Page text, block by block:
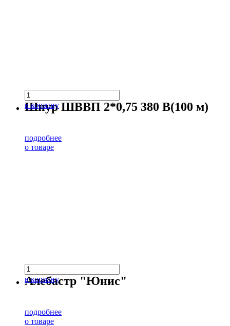
в корзину
Шнур ШВВП 2*0,75 380 В(100 м)
подробнее
о товаре
в корзину
Алебастр "Юнис"
подробнее
о товаре